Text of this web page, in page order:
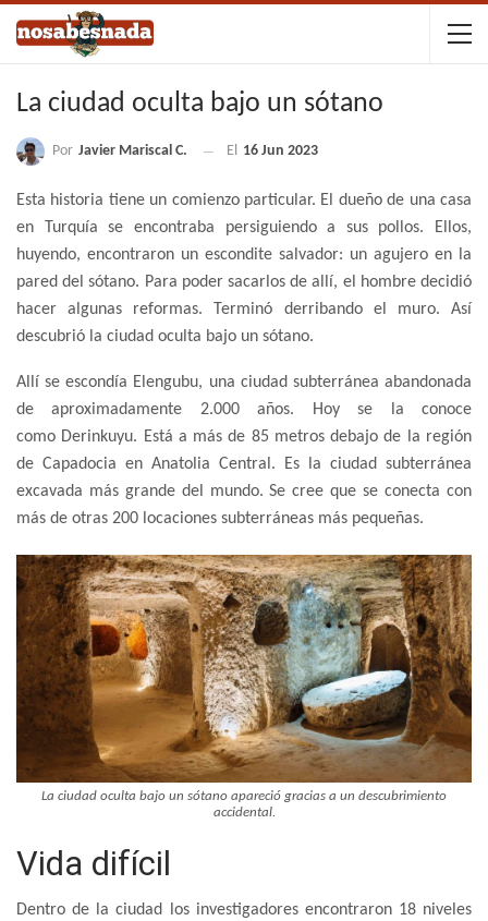
La ciudad oculta bajo un sótano
Por Javier Mariscal C. El 16 Jun 2023
Esta historia tiene un comienzo particular. El dueño de una casa
en Turquía se encontraba persiguiendo a sus pollos. Ellos,
huyendo, encontraron un escondite salvador: un agujero en la
pared del sótano. Para poder sacarlos de allí, el hombre decidió
hacer algunas reformas. Terminó derribando el muro. Así
descubrió la ciudad oculta bajo un sótano.
Allí se escondía Elengubu, una ciudad subterránea abandonada
de aproximadamente 2.000 años. Hoy se la conoce
como Derinkuyu. Está a más de 85 metros debajo de la región
de Capadocia en Anatolia Central. Es la ciudad subterránea
excavada más grande del mundo. Se cree que se conecta con
más de otras 200 locaciones subterráneas más pequeñas.
La ciudad oculta bajo un sótano apareció gracias a un descubrimiento
accidental.
Vida difícil
Dentro de la ciudad los investigadores encontraron 18 niveles